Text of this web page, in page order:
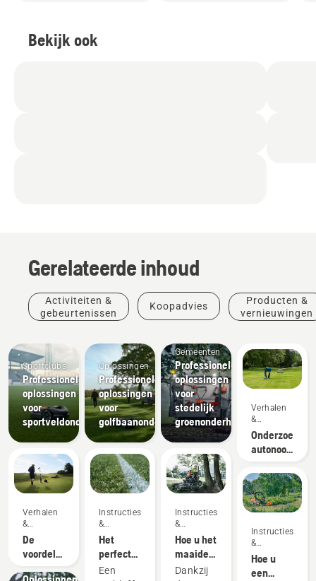
Bekijk ook
Gerelateerde inhoud
Activiteiten &
gebeurtenissen
Koopadvies
Producten &
vernieuwingen
Sportclubs
Professionele
oplossingen
voor
sportveldonderhoud
Verhalen
&
inspiratie
De
voordelen
Landschapsverzorging
Oplossingen
Professionele
oplossingen
voor
golfbaanonderhoud
Instructies
&
handleidingen
Het
perfecte
speelveld
Een
Gemeenten
Professionele
oplossingen
voor
stedelijk
groenonderhoud
Instructies
&
handleidingen
Hoe u het
maaidek
monteert
Dankzij
Verhalen
&
inspiratie
Onderzoek
autonoom
Instructies
&
handleidingen
Hoe u
een